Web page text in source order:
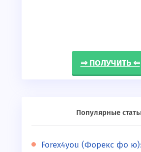
⇒ ПОЛУЧИТЬ ⇐
Популярные
Forex4you (Форекс фо